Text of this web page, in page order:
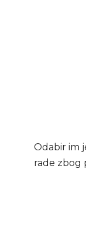
Odabir im
rade zbog